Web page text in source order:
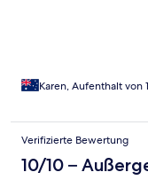
Karen, Aufenthalt von
Verifizierte Bewertung
10/10 –